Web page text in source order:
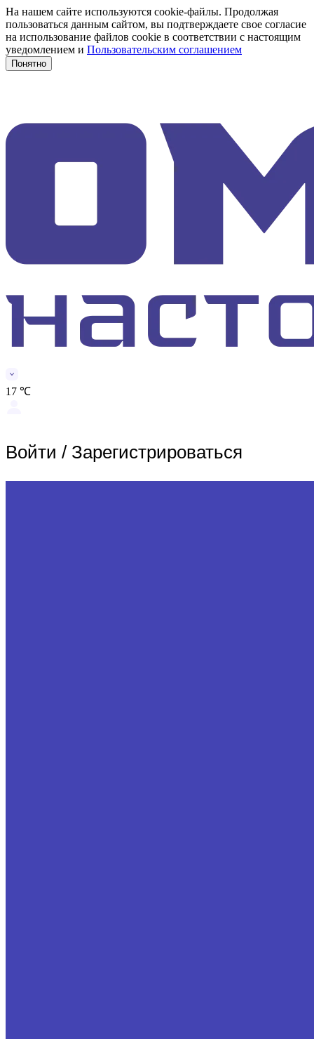
На нашем сайте используются cookie-файлы. Продолжая
пользоваться данным сайтом, вы подтверждаете свое согласие
на использование файлов cookie в соответствии с настоящим
уведомлением и Пользовательским соглашением
Понятно
17 ℃
Войти / Зарегистрироваться